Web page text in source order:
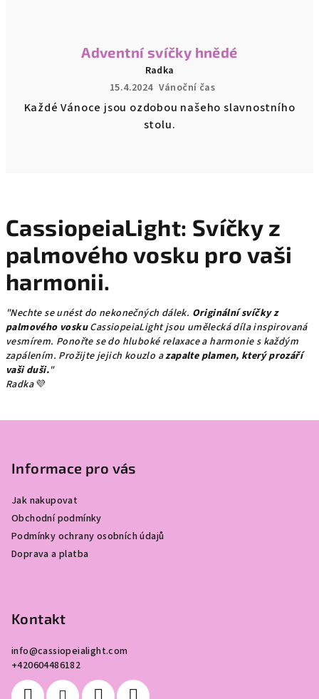
Adventní svíčky hnědé
Radka
15.4.2024 Vánoční čas
Každé Vánoce jsou ozdobou našeho slavnostního
stolu.
CassiopeiaLight: Svíčky z
palmového vosku pro vaši
harmonii.
"Nechte se unést do nekonečných dálek. Originální svíčky z
palmového voskuCassiopeiaLight jsou umělecká díla inspirovaná
vesmírem. Ponořte se do hluboké relaxace a harmonie s každým
zapálením. Prožijte jejich kouzlo azapalte plamen, který prozáří
vaši duši."
Radka💜
Informace pro vás
Jak nakupovat
Obchodní podmínky
Podmínky ochrany osobních údajů
Doprava a platba
Kontakt
info@cassiopeialight.com
+420604486182